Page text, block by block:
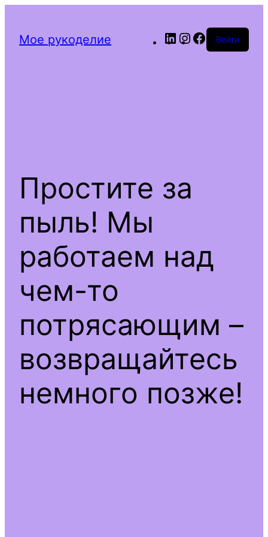
Мое рукоделие LinkedInInstagram
Facebook
Войти
Простите за
пыль! Мы
работаем над
чем-то
потрясающим –
возвращайтесь
немного позже!